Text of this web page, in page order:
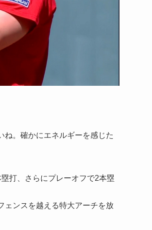
ね。確かにエネルギーを感じた
打、さらにプレーオフで2本塁
ェンスを越える特大アーチを放